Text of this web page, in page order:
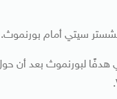
سيتي أمام بورنموث.
إذ سجل كروبي هدفًا